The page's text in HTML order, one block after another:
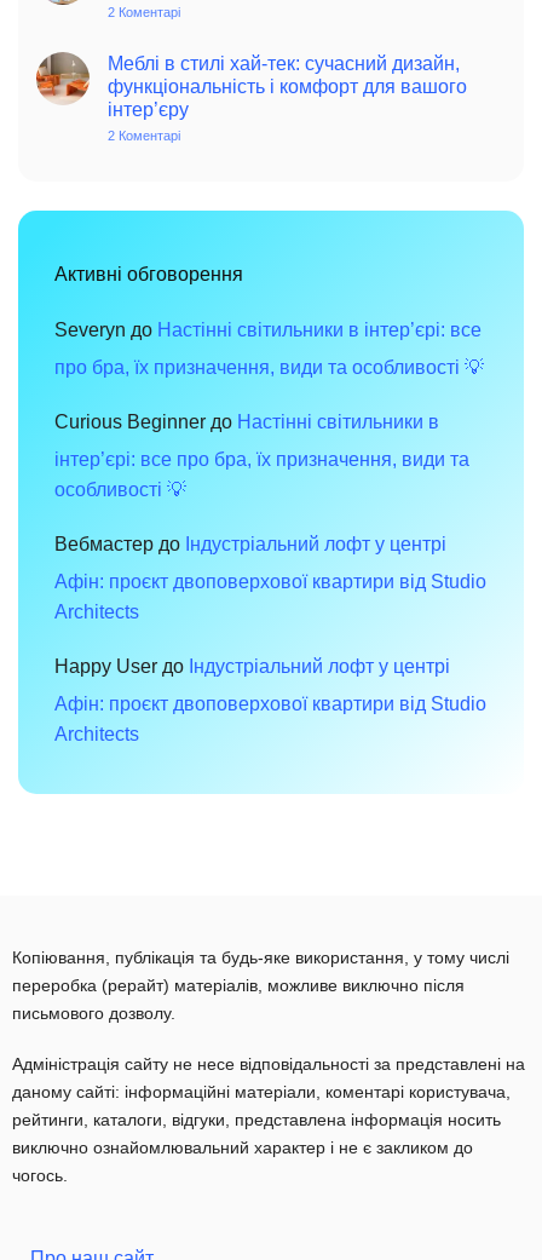
інтер’єрі
2 Коментарі
стилі
чарівність
минулого
в
Меблі в стилі хай-тек: сучасний дизайн,
функціональність і комфорт для вашого
інтер’єру
2 Коментарі
тек:
і
вашого
інтер’єру
Активні обговорення
Severyn до Настінні світильники в інтер’єрі: все
про бра, їх призначення, види та особливості 💡
Curious Beginner до Настінні світильники в
інтер’єрі: все про бра, їх призначення, види та
особливості 💡
Вебмастер до Індустріальний лофт у центрі
Афін: проєкт двоповерхової квартири від Studio
Architects
Happy User до Індустріальний лофт у центрі
Афін: проєкт двоповерхової квартири від Studio
Architects
Копіювання, публікація та будь-яке використання, у тому числі
переробка (рерайт) матеріалів, можливе виключно після
письмового дозволу.
Адміністрація сайту не несе відповідальності за представлені на
даному сайті: інформаційні матеріали, коментарі користувача,
рейтинги, каталоги, відгуки, представлена інформація носить
виключно ознайомлювальний характер і не є закликом до
чогось.